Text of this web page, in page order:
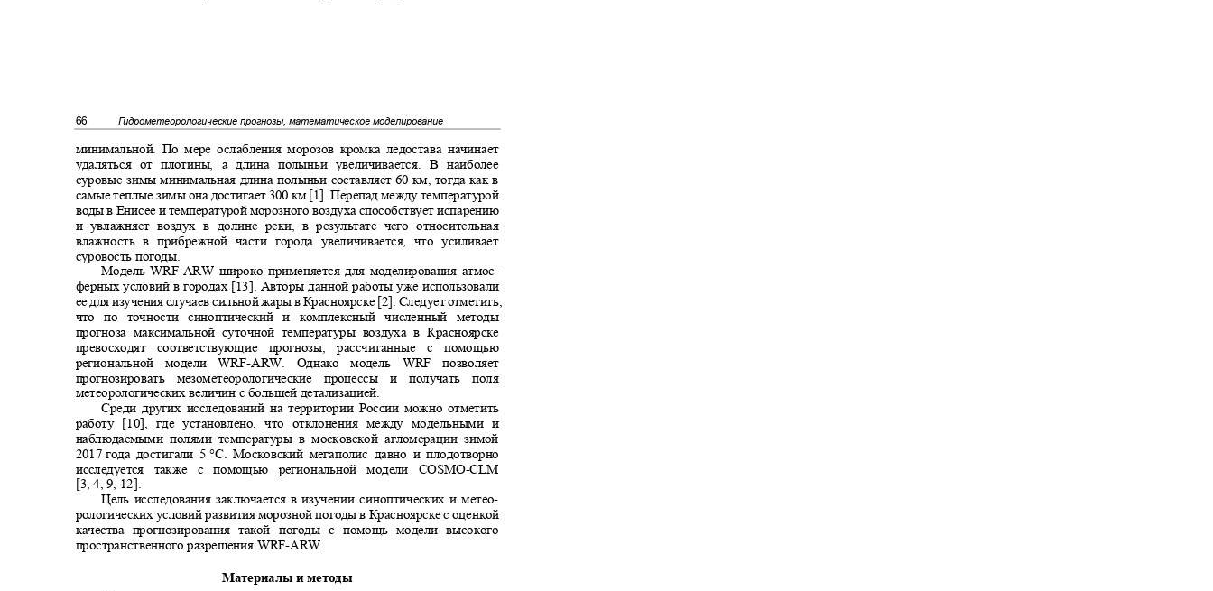
66 Гидрометеорологические прогнозы, математическое моделирование
минимальной. По мере ослабления морозов кромка ледостава начинает
удаляться от плотины, а длина полыньи увеличивается. В наиболее
суровые зимы минимальная длина полыньи составляет 60 км, тогда как в
самые теплые зимы она достигает 300 км [1]. Перепад между температурой
воды в Енисее и температурой морозного воздуха способствует испарению
и увлажняет воздух в долине реки, в результате чего относительная
влажность в прибрежной части города увеличивается, что усиливает
суровость погоды.
МодельWRF-ARW широко применяется для моделирования атмос-
ферных условий в городах [13]. Авторы данной работы уже использовали
ее для изучения случаев сильной жары в Красноярске [2]. Следует отметить,
что по точности синоптический и комплексный численный методы
прогноза максимальной суточной температуры воздуха в Красноярске
превосходят соответствующие прогнозы, рассчитанные с помощью
региональной модели WRF-ARW. Однако модель WRF позволяет
прогнозировать мезометеорологические процессы и получать поля
метеорологических величин с большей детализацией.
Среди других исследований на территории России можно отметить
работу [10], где установлено, что отклонения между модельными и
наблюдаемыми полями температуры в московской агломерации зимой
2017 года достигали 5 °C. Московский мегаполис давно и плодотворно
исследуется также с помощью региональной модели COSMO-CLM
[3, 4, 9, 12].
Цель исследования заключается в изучении синоптических и метео-
рологических условий развития морозной погоды в Красноярске с оценкой
качества прогнозирования такой погоды с помощь модели высокого
пространственного разрешения WRF-ARW.
Материалы и методы